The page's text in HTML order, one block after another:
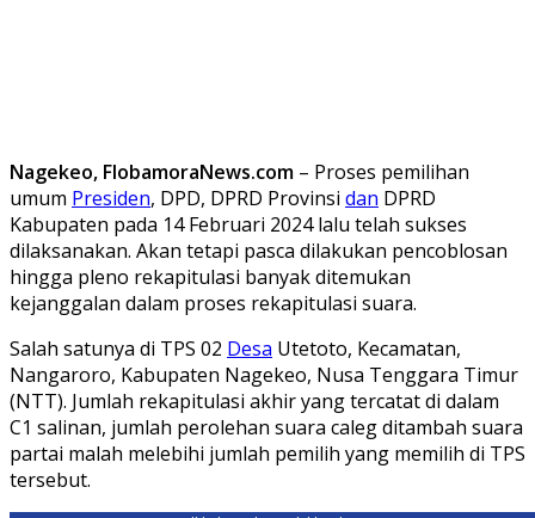
Nagekeo, FlobamoraNews.com – Proses pemilihan
umum Presiden, DPD, DPRD Provinsi dan DPRD
Kabupaten pada 14 Februari 2024 lalu telah sukses
dilaksanakan. Akan tetapi pasca dilakukan pencoblosan
hingga pleno rekapitulasi banyak ditemukan
kejanggalan dalam proses rekapitulasi suara.
Salah satunya di TPS 02 Desa Utetoto, Kecamatan,
Nangaroro, Kabupaten Nagekeo, Nusa Tenggara Timur
(NTT). Jumlah rekapitulasi akhir yang tercatat di dalam
C1 salinan, jumlah perolehan suara caleg ditambah suara
partai malah melebihi jumlah pemilih yang memilih di TPS
tersebut.